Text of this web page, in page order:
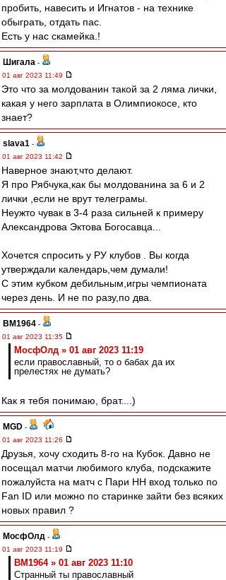
пробить, навесить и Игнатов - на технике
обыграть, отдать пас.
Есть у нас скамейка.!
Шигала -
01 авг 2023 11:49
Это что за молдованин такой за 2 ляма лички,
какая у него зарплата в Олимпиокосе, кто
знает?
slava1 -
01 авг 2023 11:42
Наверное знают,что делают.
Я про Рябчука,как бы молдованина за 6 и 2
лички ,если не врут телеграмы.
Неужто чувак в 3-4 раза сильней к примеру
Александрова Эктова Богосавца...
Хочется спросить у РУ клубов . Вы когда
утверждали календарь,чем думали!
С этим кубком дебильным,игры чемпионата
через день. И не по разу,по два.
BM1964 -
01 авг 2023 11:35
МосфОлд » 01 авг 2023 11:19
если православный, то о бабах да их
прелестях не думать?
Как я тебя понимаю, брат....)
MGD -
01 авг 2023 11:26
Друзья, хочу сходить 8-го на Кубок. Давно не
посещал матчи любимого клуба, подскажите
пожалуйста на матч с Пари НН вход только по
Fan ID или можно по старинке зайти без всяких
новых правил ?
МосфОлд -
01 авг 2023 11:19
BM1964 » 01 авг 2023 11:10
Странный ты православный